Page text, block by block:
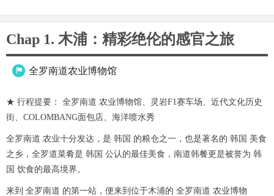
Chap 1. 木浦：精彩绝伦的感官之旅
 全罗南道农业博物馆
★ 行程提要： 全罗南道 农业博物馆、灵岩F1赛车场、近代文化历史
街、COLOMBANG面包店、海洋喷水秀
全罗南道 农业十分发达，是 韩国 的粮仓之一，也是著名的 韩国 美食
之乡，全罗道菜肴是 韩国 公认的最佳美食，南道韩餐更是被誉为 韩
国 饮食的最高境界。
来到 全罗南道 的第一站，便来到位于木浦的 全罗南道 农业博物